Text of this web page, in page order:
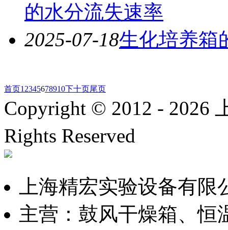
的水分流失速率
2025-07-18生化培养箱
首页1 2345678910下十页尾页
Copyright © 2012 - 2026
Rights Reserved
上海精宏实验设备有限
主营：鼓风干燥箱、恒